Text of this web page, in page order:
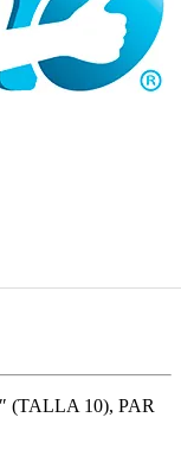
(TALLA 10), PAR